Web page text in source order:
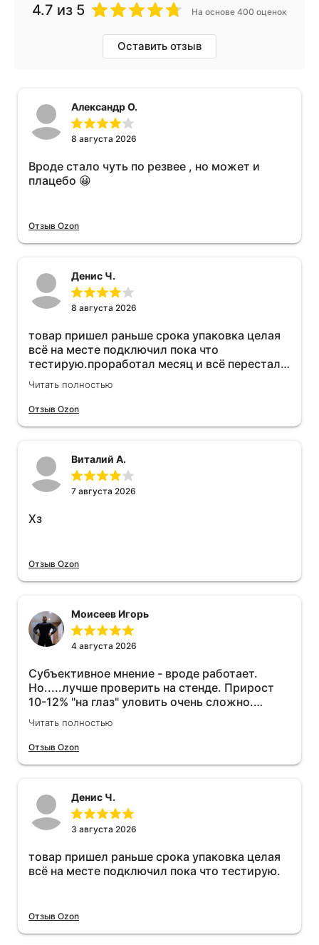
4.7 из 5 На основе 400 оценок
Оставить отзыв
Александр О.
8 августа 2026
Вроде стало чуть по резвее , но может и
плацебо 😀
Отзыв Ozon
Денис Ч.
8 августа 2026
товар пришел раньше срока упаковка целая
всё на месте подключил пока что
тестирую.проработал месяц и всё перестал
работать прибавился расход топлива , очень
жаль деньги на ветер
Читать полностью
Отзыв Ozon
Виталий А.
7 августа 2026
Хз
Отзыв Ozon
Моисеев Игорь
4 августа 2026
Субъективное мнение - вроде работает.
Но.....лучше проверить на стенде. Прирост
10-12% "на глаз" уловить очень сложно.
Покатаюсь, потом отключу и посмотрю, что
будет 😁.
Читать полностью
Отзыв Ozon
Денис Ч.
3 августа 2026
товар пришел раньше срока упаковка целая
всё на месте подключил пока что тестирую.
Отзыв Ozon